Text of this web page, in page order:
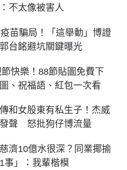
不太像被害人
苗騙局！「這舉動」博證
台銘避坑關鍵曝光
快樂！88節貼圖免費下
、祝福語、紅包一次看
和女股東有私生子！杰威
聲 怒批狗仔博流量
濟10億水很深？同業揶揄
事」：我輩楷模